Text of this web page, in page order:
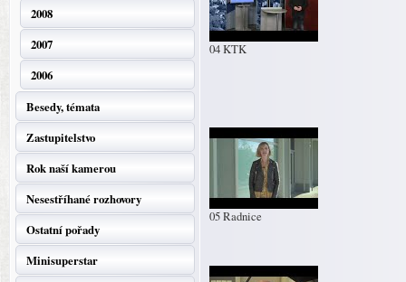
2008
2007
2006
Besedy, témata
Zastupitelstvo
Rok naší kamerou
Nesestříhané rozhovory
Ostatní pořady
Minisuperstar
04 KTK
05 Radnice